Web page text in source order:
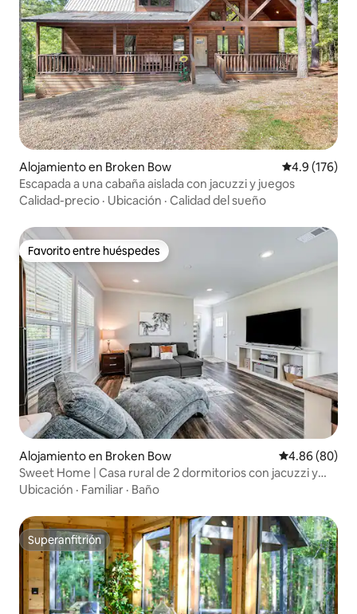
Alojamiento en Broken Bow Calificación
4.9 (176)
Escapada a una cabaña aislada con jacuzzi y juegos
Calidad-precio · Ubicación · Calidad del sueño
Favorito entre huéspedes
Favorito entre huéspedes
Alojamiento en Broken Bow Calificación
4.86 (80)
Sweet Home | Casa rural de 2 dormitorios con jacuzzi y
chimenea
Ubicación · Familiar · Baño
Superanfitrión
Superanfitrión